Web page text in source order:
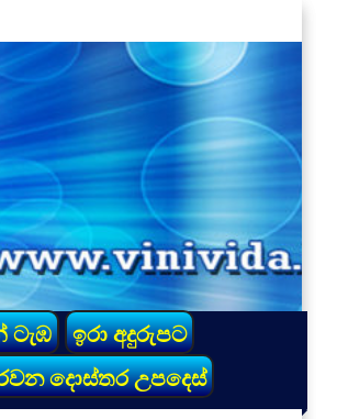
ටැඹ
ඉරා අදුරුපට
දොස්තර උපදෙස්